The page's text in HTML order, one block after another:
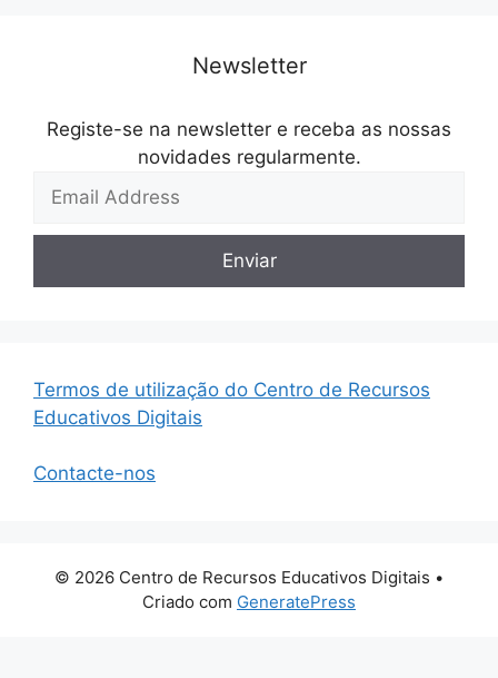
Newsletter
Registe-se na newsletter e receba as nossas
novidades regularmente.
Termos de utilização do Centro de Recursos
Educativos Digitais
Contacte-nos
© 2026 Centro de Recursos Educativos Digitais •
Criado com GeneratePress